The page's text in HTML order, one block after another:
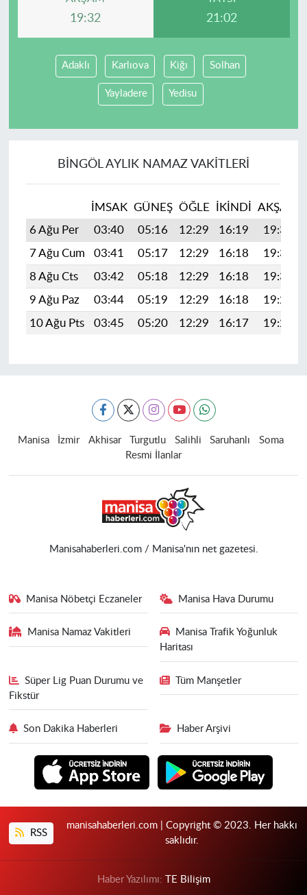
19:32 21:02
Adaklı Karlıova Kiğı Solhan
Yayladere Yedisu
BINGÖL AYLIK NAMAZ VAKITLERI
İMSAK GÜNEŞ ÖĞLE İKINDI AKŞAM
6 Ağu Per
03:40 05:16 12:29 16:19 19:32
7 Ağu Cum
03:41 05:17 12:29 16:18 19:31
8 Ağu Cts
03:42 05:18 12:29 16:18 19:30
9 Ağu Paz
03:44 05:19 12:29 16:18 19:28
10 Ağu Pts
03:45 05:20 12:29 16:17 19:27
Manisa İzmir Akhisar Turgutlu Salihli Saruhanlı
Soma
Resmi İlanlar
Manisahaberleri.com / Manisa'nın net gazetesi.
Manisa Nöbetçi Eczaneler Manisa Hava Durumu
Manisa Namaz Vakitleri
Manisa Trafik Yoğunluk
Haritası
Süper Lig Puan Durumu ve
Fikstür
Tüm Manşetler
Son Dakika Haberleri Haber Arşivi
RSS
manisahaberleri.com | Copyright © 2023. Her hakkı
saklıdır.
Haber Yazılımı: TE Bilişim